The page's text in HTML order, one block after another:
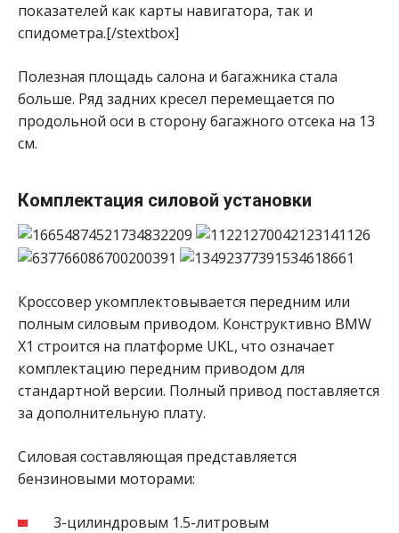
показателей как карты навигатора, так и
спидометра.[/stextbox]
Полезная площадь салона и багажника стала
больше. Ряд задних кресел перемещается по
продольной оси в сторону багажного отсека на 13
см.
Комплектация силовой установки
Кроссовер укомплектовывается передним или
полным силовым приводом. Конструктивно BMW
X1 строится на платформе UKL, что означает
комплектацию передним приводом для
стандартной версии. Полный привод поставляется
за дополнительную плату.
Силовая составляющая представляется
бензиновыми моторами:
3-цилиндровым 1.5-литровым